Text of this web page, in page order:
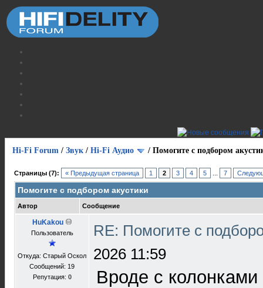
Hi-Fi Forum / Звук / Hi-Fi Аудио / Помогите с подбором
Страницы (7): « Предыдущая страница 1 2 3 4 5 7
Помогите с подбором акустики
Автор Сообщение
HuKakou
Пользователь
Откуда: Старый Оскол
Сообщений: 19
Репутация: 0
RE: Помогите с
2026 11:59
Вроде с